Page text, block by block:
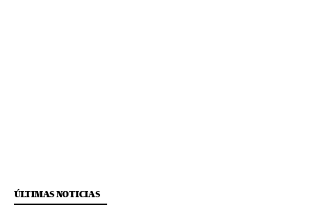
ÚLTIMAS NOTICIAS